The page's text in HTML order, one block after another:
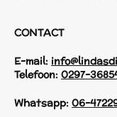
CONTACT
E-mail:
Telefoon: 0297-
Whatsapp: 06-